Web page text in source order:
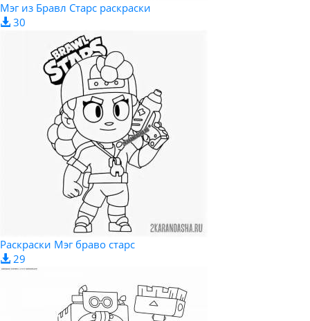
Мэг из Бравл Старс раскраски
30
Раскраски Мэг браво старс
29